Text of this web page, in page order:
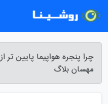
چرا پنجره هواپیما پایین
مهسان بلاگ